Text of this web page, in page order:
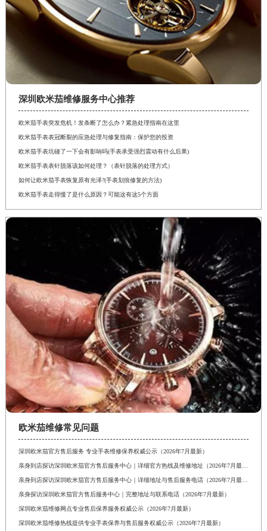
深圳欧米茄维修服务中心推荐
欧米茄手表突发危机！发条断了怎么办？紧急处理指南在这里
欧米茄手表表冠断裂的应急处理与修复指南：保护您的投资
欧米茄手表坑碰了一下会有影响吗(手表承受强烈震动有什么后果)
欧米茄手表表针脱落该如何处理？（表针脱落的处理方式）
如何让欧米茄手表恢复原有光泽?(手表划痕修复的方法)
欧米茄手表走得慢了是什么原因？可能这有这5个方面
欧米茄维修常见问题
深圳欧米茄官方售后服务 专业手表维修保养权威公示（2026年7月最新）
亲身到店探访深圳欧米茄官方售后服务中心｜详细官方热线及维修地址（2026年7月最新）
亲身到店探访深圳欧米茄官方售后服务中心｜详细地址与售后服务电话（2026年7月最新）
亲身探访深圳欧米茄官方售后服务中心｜完整地址与联系电话（2026年7月最新）
深圳欧米茄维修网点专业售后保养服务权威公示（2026年7月最新）
深圳欧米茄维修热线提供专业手表保养与售后服务权威公示（2026年7月最新）